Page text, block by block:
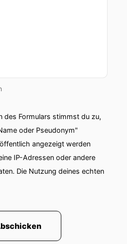
des Formulars stimmst du zu,
oder Pseudonym"
angezeigt werden
IP-Adressen oder andere
Die Nutzung deines echten